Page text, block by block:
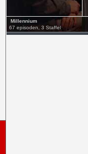
Millennium
67 episoden, 3 Staffel